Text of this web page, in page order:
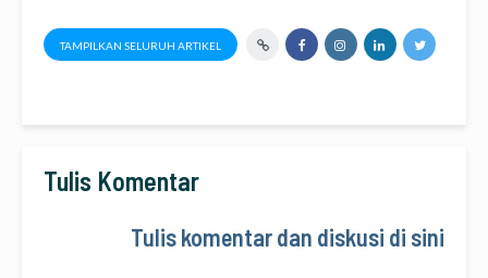
TAMPILKAN SELURUH ARTIKEL
Tulis Komentar
Tulis komentar dan diskusi di sini